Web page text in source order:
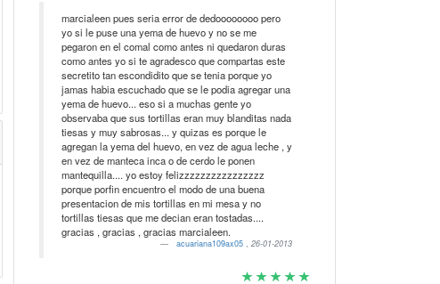
marcialeen pues seria error de dedoooooooo pero
yo si le puse una yema de huevo y no se me
pegaron en el comal como antes ni quedaron duras
como antes yo si te agradesco que compartas este
secretito tan escondidito que se tenia porque yo
jamas habia escuchado que se le podia agregar una
yema de huevo... eso si a muchas gente yo
observaba que sus tortillas eran muy blanditas nada
tiesas y muy sabrosas... y quizas es porque le
agregan la yema del huevo, en vez de agua leche , y
en vez de manteca inca o de cerdo le ponen
mantequilla.... yo estoy felizzzzzzzzzzzzzzzz
porque porfin encuentro el modo de una buena
presentacion de mis tortillas en mi mesa y no
tortillas tiesas que me decian eran tostadas....
gracias , gracias , gracias marcialeen.
acuariana109ax05,26-01-2013